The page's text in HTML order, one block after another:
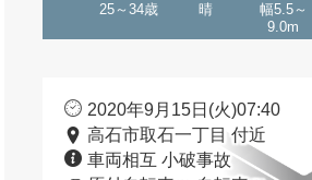
25～34歳 晴
幅5.5～
9.0m
2020年9月15日(火)07:40
高石市取石一丁目 付近
車両相互 小破事故